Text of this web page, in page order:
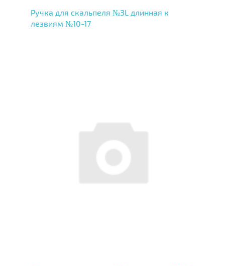
Ручка для скальпеля №3L длинная к
лезвиям №10-17